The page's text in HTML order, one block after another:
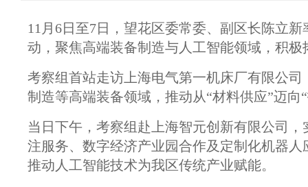
11月6日至7日，望花区委常委、副区长陈立
动，聚焦高端装备制造与人工智能领域，积极
考察组首站走访上海电气第一机床厂有限公
制造等高端装备领域，推动从“材料供应”迈
当日下午，考察组赴上海智元创新有限公司
注服务、数字经济产业园合作及定制化机器
推动人工智能技术为我区传统产业赋能。